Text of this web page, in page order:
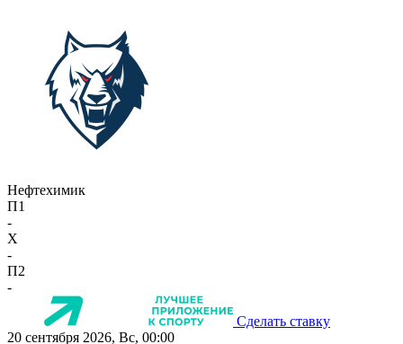
Нефтехимик
П1
-
X
-
П2
-
Сделать ставку
20 сентября 2026, Вс, 00:00